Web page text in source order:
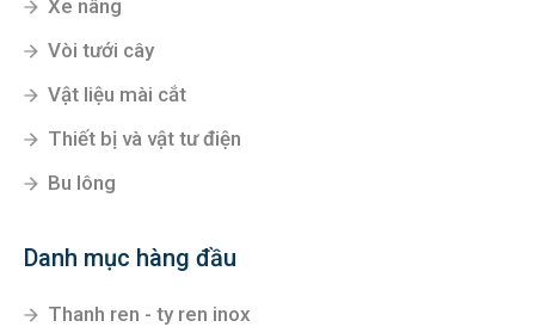
Xe nâng
Vòi tưới cây
Vật liệu mài cắt
Thiết bị và vật tư điện
Bu lông
Danh mục hàng đầu
Thanh ren - ty ren inox